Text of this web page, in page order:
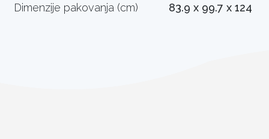
Dimenzije pakovanja (cm) 83.9 x 99.7 x 124